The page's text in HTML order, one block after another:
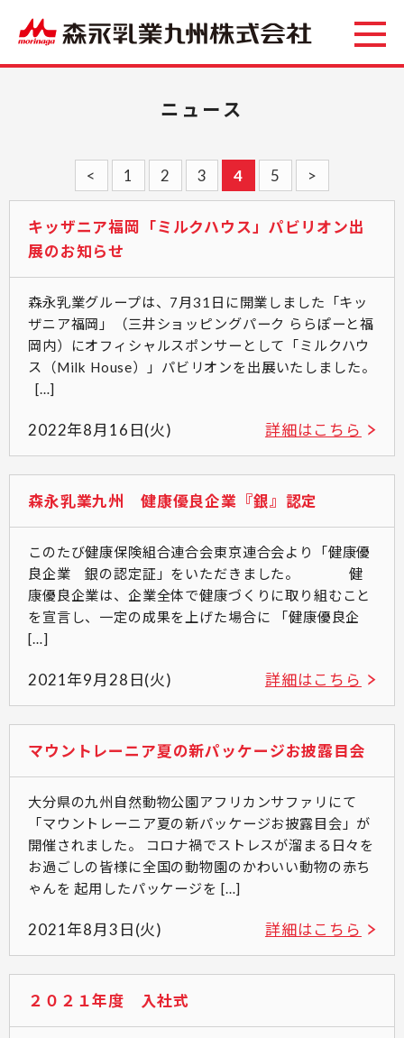
ニュース
< 1 2 3 4 5 >
キッザニア福岡「ミルクハウス」パビリオン出
展のお知らせ
森永乳業グループは、7月31日に開業しました「キッ
ザニア福岡」（三井ショッピングパーク ららぽーと福
岡内）にオフィシャルスポンサーとして「ミルクハウ
ス（Milk House）」パビリオンを出展いたしました。
[…]
2022年8月16日(火) 詳細はこちら
森永乳業九州 健康優良企業『銀』認定
このたび健康保険組合連合会東京連合会より「健康優
良企業 銀の認定証」をいただきました。 健
康優良企業は、企業全体で健康づくりに取り組むこと
を宣言し、一定の成果を上げた場合に 「健康優良企
[…]
2021年9月28日(火) 詳細はこちら
マウントレーニア夏の新パッケージお披露目会
大分県の九州自然動物公園アフリカンサファリにて
「マウントレーニア夏の新パッケージお披露目会」が
開催されました。 コロナ禍でストレスが溜まる日々を
お過ごしの皆様に全国の動物園のかわいい動物の赤ち
ゃんを 起用したパッケージを […]
2021年8月3日(火) 詳細はこちら
２０２１年度 入社式